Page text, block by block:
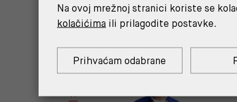
MOŽDA
OUTLET
%
Na ovoj mrežnoj stranici koriste se
kolačićima ili prilagodite postavke.
Prihvaćam odabrane